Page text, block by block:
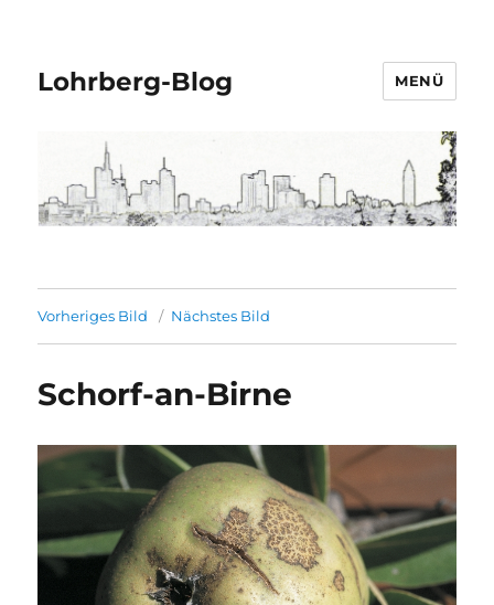
Lohrberg-Blog MENÜ
Vorheriges Bild Nächstes Bild
Schorf-an-Birne